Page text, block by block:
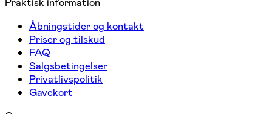
Åbningstider og kontakt
Priser og tilskud
FAQ
Salgsbetingelser
Privatlivspolitik
Gavekort